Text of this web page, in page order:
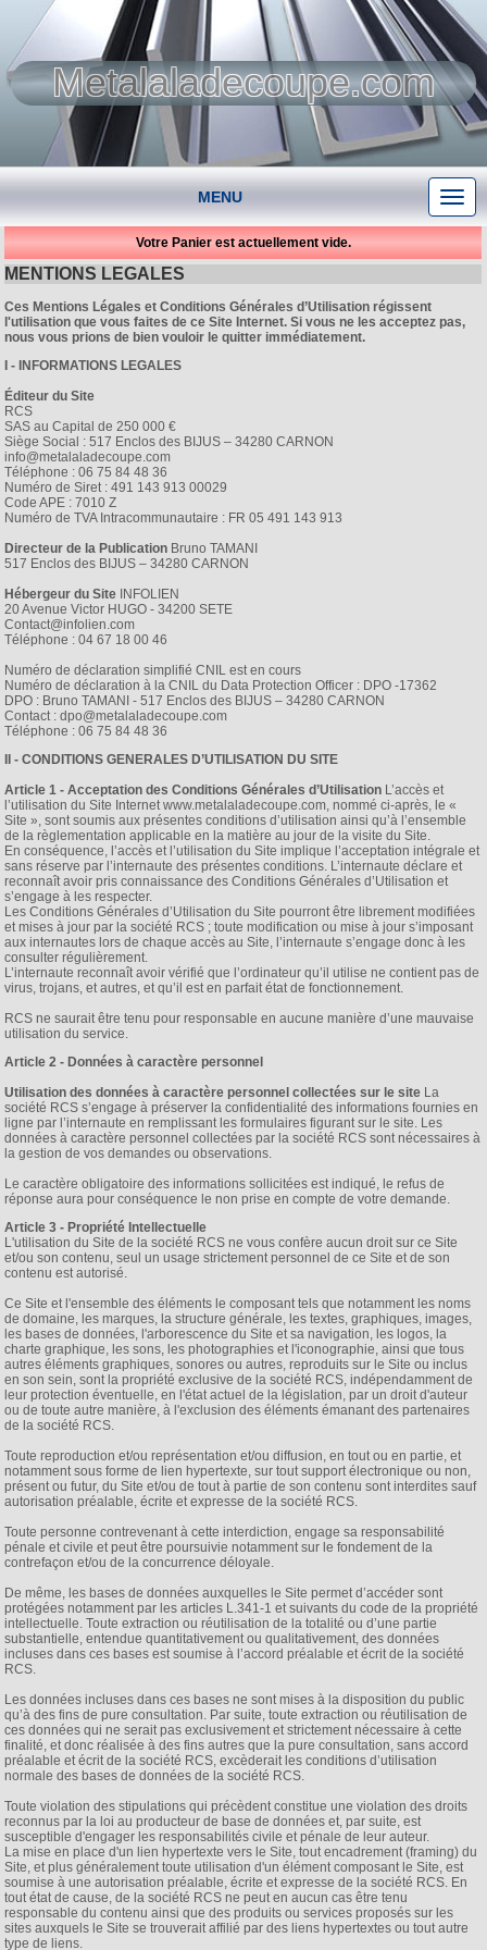
Metalaladecoupe.com
MENU
Votre Panier est actuellement vide.
MENTIONS LEGALES
Ces Mentions Légales et Conditions Générales d’Utilisation régissent
l'utilisation que vous faites de ce Site Internet. Si vous ne les acceptez pas,
nous vous prions de bien vouloir le quitter immédiatement.
I - INFORMATIONS LEGALES
Éditeur du Site
RCS
SAS au Capital de 250 000 €
Siège Social : 517 Enclos des BIJUS – 34280 CARNON
info@metalaladecoupe.com
Téléphone : 06 75 84 48 36
Numéro de Siret : 491 143 913 00029
Code APE : 7010 Z
Numéro de TVA Intracommunautaire : FR 05 491 143 913
Directeur de la Publication Bruno TAMANI
517 Enclos des BIJUS – 34280 CARNON
Hébergeur du Site INFOLIEN
20 Avenue Victor HUGO - 34200 SETE
Contact@infolien.com
Téléphone : 04 67 18 00 46
Numéro de déclaration simplifié CNIL est en cours
Numéro de déclaration à la CNIL du Data Protection Officer : DPO -17362
DPO : Bruno TAMANI - 517 Enclos des BIJUS – 34280 CARNON
Contact : dpo@metalaladecoupe.com
Téléphone : 06 75 84 48 36
II - CONDITIONS GENERALES D’UTILISATION DU SITE
Article 1 - Acceptation des Conditions Générales d’Utilisation L’accès et
l’utilisation du Site Internet www.metalaladecoupe.com, nommé ci-après, le «
Site », sont soumis aux présentes conditions d’utilisation ainsi qu’à l’ensemble
de la règlementation applicable en la matière au jour de la visite du Site.
En conséquence, l’accès et l’utilisation du Site implique l’acceptation intégrale et
sans réserve par l’internaute des présentes conditions. L’internaute déclare et
reconnaît avoir pris connaissance des Conditions Générales d’Utilisation et
s’engage à les respecter.
Les Conditions Générales d’Utilisation du Site pourront être librement modifiées
et mises à jour par la société RCS ; toute modification ou mise à jour s’imposant
aux internautes lors de chaque accès au Site, l’internaute s’engage donc à les
consulter régulièrement.
L’internaute reconnaît avoir vérifié que l’ordinateur qu’il utilise ne contient pas de
virus, trojans, et autres, et qu’il est en parfait état de fonctionnement.
RCS ne saurait être tenu pour responsable en aucune manière d’une mauvaise
utilisation du service.
Article 2 - Données à caractère personnel
Utilisation des données à caractère personnel collectées sur le site La
société RCS s’engage à préserver la confidentialité des informations fournies en
ligne par l’internaute en remplissant les formulaires figurant sur le site. Les
données à caractère personnel collectées par la société RCS sont nécessaires à
la gestion de vos demandes ou observations.
Le caractère obligatoire des informations sollicitées est indiqué, le refus de
réponse aura pour conséquence le non prise en compte de votre demande.
Article 3 - Propriété Intellectuelle
L'utilisation du Site de la société RCS ne vous confère aucun droit sur ce Site
et/ou son contenu, seul un usage strictement personnel de ce Site et de son
contenu est autorisé.
Ce Site et l'ensemble des éléments le composant tels que notamment les noms
de domaine, les marques, la structure générale, les textes, graphiques, images,
les bases de données, l'arborescence du Site et sa navigation, les logos, la
charte graphique, les sons, les photographies et l'iconographie, ainsi que tous
autres éléments graphiques, sonores ou autres, reproduits sur le Site ou inclus
en son sein, sont la propriété exclusive de la société RCS, indépendamment de
leur protection éventuelle, en l'état actuel de la législation, par un droit d'auteur
ou de toute autre manière, à l'exclusion des éléments émanant des partenaires
de la société RCS.
Toute reproduction et/ou représentation et/ou diffusion, en tout ou en partie, et
notamment sous forme de lien hypertexte, sur tout support électronique ou non,
présent ou futur, du Site et/ou de tout à partie de son contenu sont interdites sauf
autorisation préalable, écrite et expresse de la société RCS.
Toute personne contrevenant à cette interdiction, engage sa responsabilité
pénale et civile et peut être poursuivie notamment sur le fondement de la
contrefaçon et/ou de la concurrence déloyale.
De même, les bases de données auxquelles le Site permet d’accéder sont
protégées notamment par les articles L.341-1 et suivants du code de la propriété
intellectuelle. Toute extraction ou réutilisation de la totalité ou d’une partie
substantielle, entendue quantitativement ou qualitativement, des données
incluses dans ces bases est soumise à l’accord préalable et écrit de la société
RCS.
Les données incluses dans ces bases ne sont mises à la disposition du public
qu’à des fins de pure consultation. Par suite, toute extraction ou réutilisation de
ces données qui ne serait pas exclusivement et strictement nécessaire à cette
finalité, et donc réalisée à des fins autres que la pure consultation, sans accord
préalable et écrit de la société RCS, excèderait les conditions d’utilisation
normale des bases de données de la société RCS.
Toute violation des stipulations qui précèdent constitue une violation des droits
reconnus par la loi au producteur de base de données et, par suite, est
susceptible d'engager les responsabilités civile et pénale de leur auteur.
La mise en place d'un lien hypertexte vers le Site, tout encadrement (framing) du
Site, et plus généralement toute utilisation d'un élément composant le Site, est
soumise à une autorisation préalable, écrite et expresse de la société RCS. En
tout état de cause, de la société RCS ne peut en aucun cas être tenu
responsable du contenu ainsi que des produits ou services proposés sur les
sites auxquels le Site se trouverait affilié par des liens hypertextes ou tout autre
type de liens.